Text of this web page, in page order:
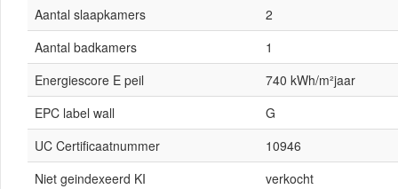
Aantal slaapkamers
2
Aantal badkamers
1
Energiescore E peil
740 kWh/m²jaar
EPC label wall
G
UC Certificaatnummer
10946
Niet geindexeerd KI
verkocht